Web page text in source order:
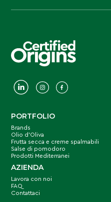
PORTFOLIO
Brands
Olio d’Oliva
Frutta secca e creme spalmabili
Salse di pomodoro
Prodotti Mediterranei
AZIENDA
Lavora con noi
FAQ
Contattaci